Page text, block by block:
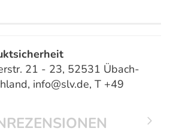
21 - 23, 52531 Übach-
info@slv.de, T +49